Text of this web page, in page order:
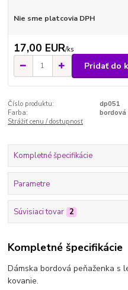
Nie sme platcovia DPH
17,00 EUR/ks
Pridať do
Číslo produktu:
dp051
Farba:
bordová
Strážiť cenu / dostupnosť
Kompletné špecifikácie
Parametre
Súvisiaci tovar 2
Kompletné špecifikácie
Dámska bordová peňaženka s
kovanie.